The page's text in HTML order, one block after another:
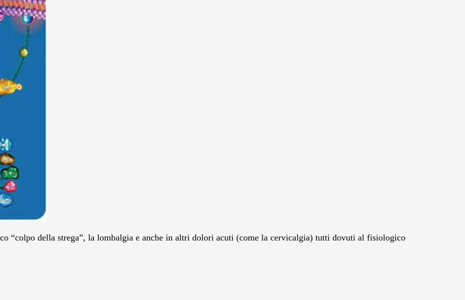
“colpo della strega”, la lombalgia e anche in altri dolori acuti (come la cervicalgia) tutti dovuti al fisiologico